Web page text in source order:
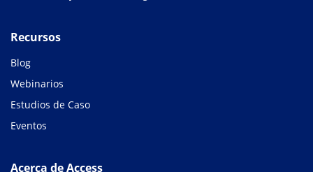
Recursos
Blog
Webinarios
Estudios de Caso
Eventos
Acerca de Access